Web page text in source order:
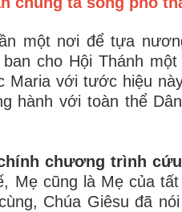
một nơi để tựa
cho Hội Thánh
với tước hiệu
hành với toàn thể
chương trình
Mẹ cũng là Mẹ của
Chúa Giêsu đã